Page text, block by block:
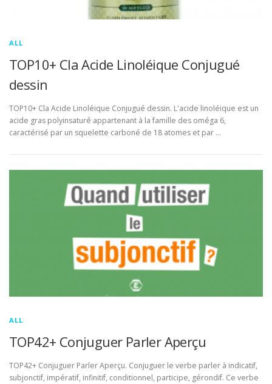
ALL
TOP10+ Cla Acide Linoléique Conjugué
dessin
TOP10+ Cla Acide Linoléique Conjugué dessin. L'acide linoléique est un
acide gras polyinsaturé appartenant à la famille des oméga 6,
caractérisé par un squelette carboné de 18 atomes et par …
ALL
TOP42+ Conjuguer Parler Aperçu
TOP42+ Conjuguer Parler Aperçu. Conjuguer le verbe parler à indicatif,
subjonctif, impératif, infinitif, conditionnel, participe, gérondif. Ce verbe